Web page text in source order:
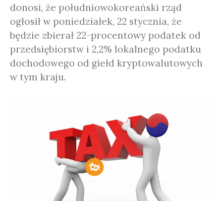
donosi, że południowokoreański rząd
ogłosił w poniedziałek, 22 stycznia, że
będzie zbierał 22-procentowy podatek od
przedsiębiorstw i 2,2% lokalnego podatku
dochodowego od giełd kryptowalutowych
w tym kraju.